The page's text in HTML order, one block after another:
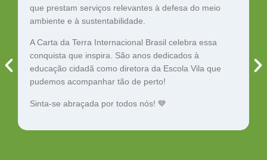
que prestam serviços relevantes à defesa do meio
ambiente e à sustentabilidade.
A Carta da Terra Internacional Brasil celebra essa
conquista que inspira. São anos dedicados à
educação cidadã como diretora da Escola Vila que
pudemos acompanhar tão de perto!
Sinta-se abraçada por todos nós! 💙